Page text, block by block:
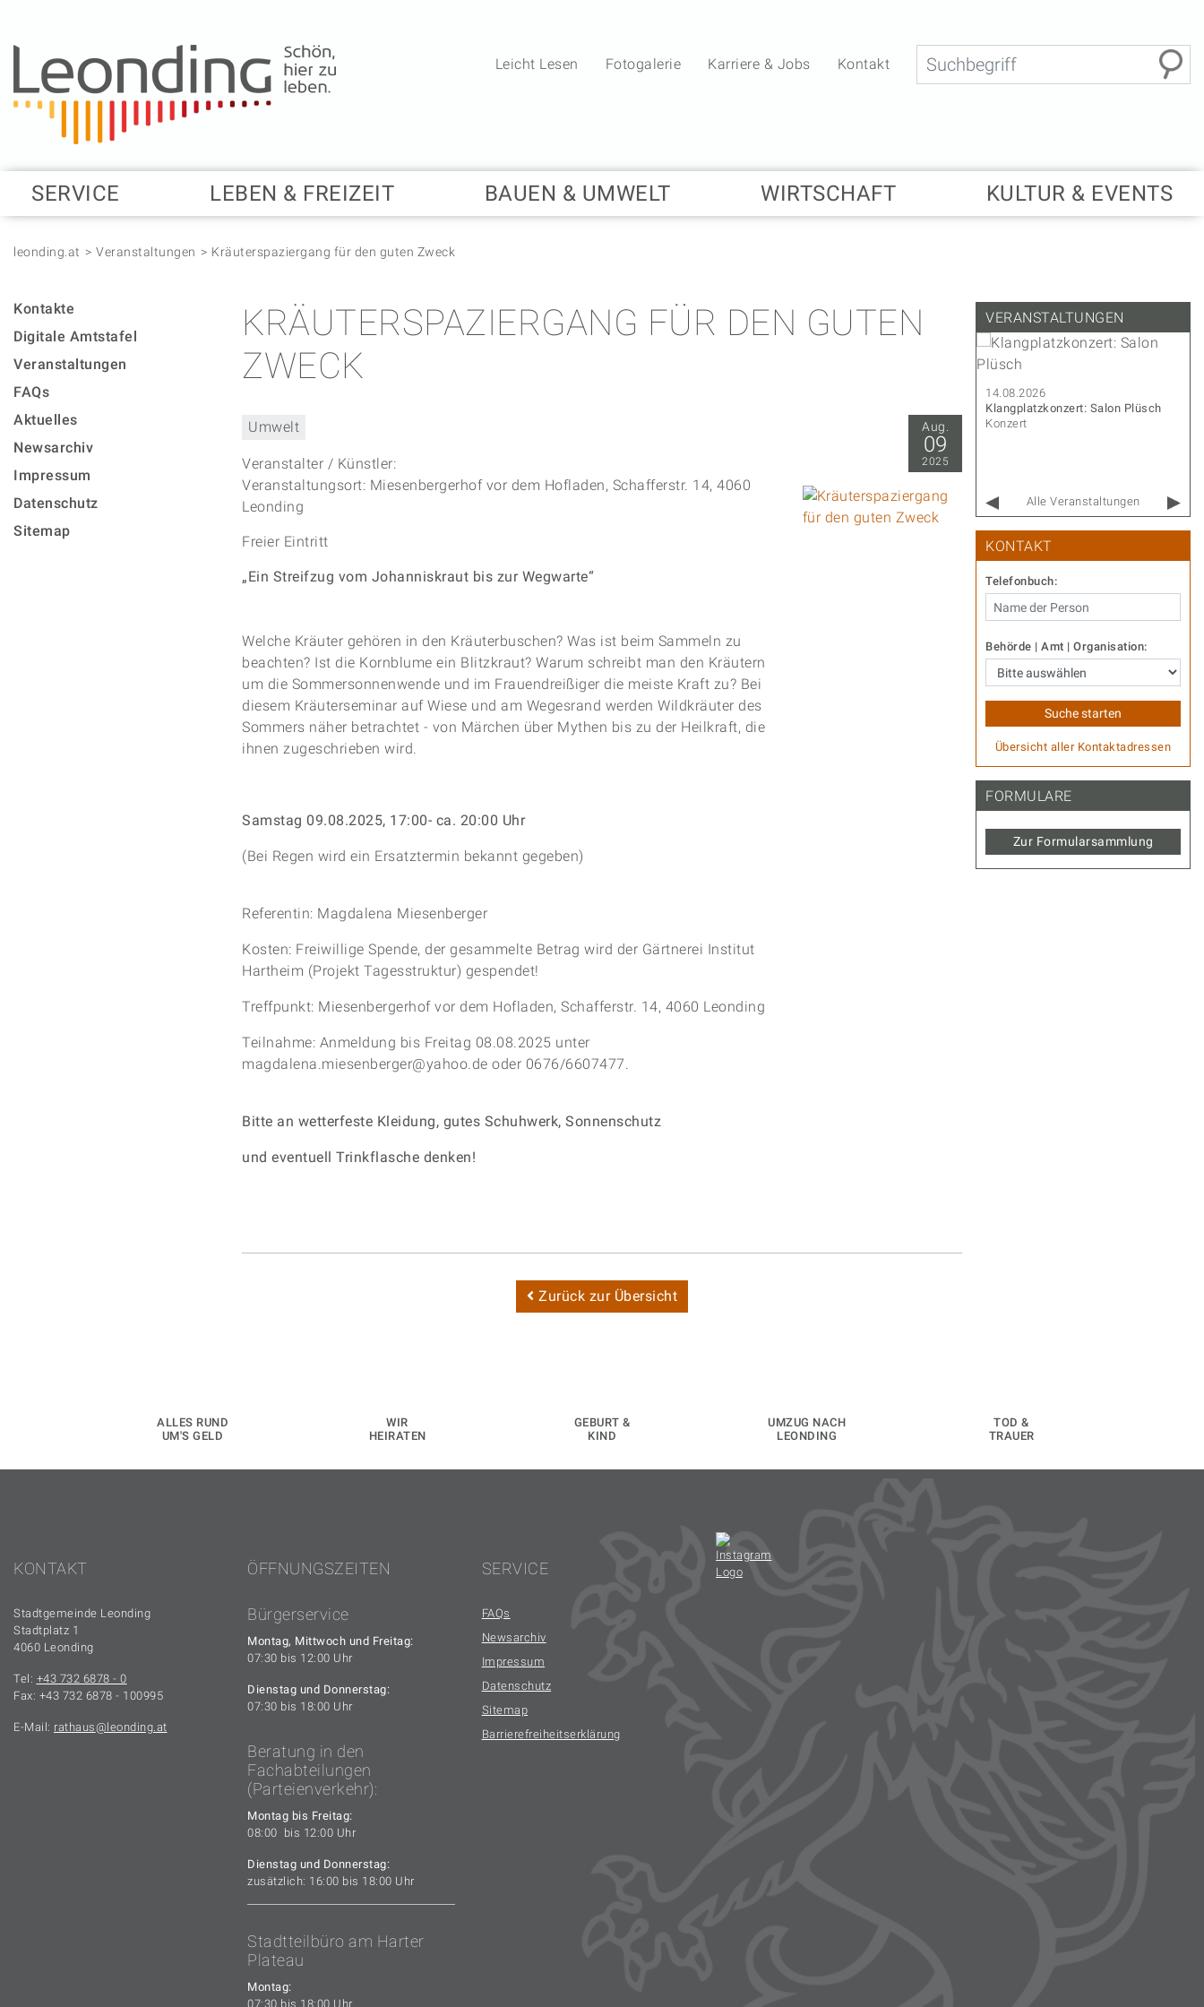
Suche
Leicht Lesen Fotogalerie Karriere & Jobs Kontakt
SERVICE LEBEN & FREIZEIT BAUEN & UMWELT WIRTSCHAFT KULTUR & EVENTS
leonding.at Veranstaltungen Kräuterspaziergang für den guten Zweck
Kontakte
Digitale Amtstafel
Veranstaltungen
FAQs
Aktuelles
Newsarchiv
Impressum
Datenschutz
Sitemap
KRÄUTERSPAZIERGANG FÜR DEN GUTEN
ZWECK
Umwelt
Veranstalter / Künstler:
Veranstaltungsort: Miesenbergerhof vor dem Hofladen, Schafferstr. 14, 4060
Leonding
Freier Eintritt
„Ein Streifzug vom Johanniskraut bis zur Wegwarte“
Welche Kräuter gehören in den Kräuterbuschen? Was ist beim Sammeln zu
beachten? Ist die Kornblume ein Blitzkraut? Warum schreibt man den Kräutern
um die Sommersonnenwende und im Frauendreißiger die meiste Kraft zu? Bei
diesem Kräuterseminar auf Wiese und am Wegesrand werden Wildkräuter des
Sommers näher betrachtet - von Märchen über Mythen bis zu der Heilkraft, die
ihnen zugeschrieben wird.
Samstag 09.08.2025, 17:00- ca. 20:00 Uhr
(Bei Regen wird ein Ersatztermin bekannt gegeben)
Referentin: Magdalena Miesenberger
Kosten: Freiwillige Spende, der gesammelte Betrag wird der Gärtnerei Institut
Hartheim (Projekt Tagesstruktur) gespendet!
Treffpunkt: Miesenbergerhof vor dem Hofladen, Schafferstr. 14, 4060 Leonding
Teilnahme: Anmeldung bis Freitag 08.08.2025 unter
magdalena.miesenberger@yahoo.de oder 0676/6607477.
Bitte an wetterfeste Kleidung, gutes Schuhwerk, Sonnenschutz
und eventuell Trinkflasche denken!
Aug.
09
2025
Zurück zur Übersicht
VERANSTALTUNGEN
14.08.2026
Klangplatzkonzert: Salon Plüsch
Konzert
Alle Veranstaltungen
KONTAKT
Telefonbuch:
Behörde | Amt | Organisation:
Übersicht aller Kontaktadressen
FORMULARE
Zur Formularsammlung
ALLES RUND
UM'S GELD
WIR
HEIRATEN
GEBURT &
KIND
UMZUG NACH
LEONDING
TOD &
TRAUER
KONTAKT
Stadtgemeinde Leonding
Stadtplatz 1
4060 Leonding
Tel: +43 732 6878 - 0
Fax: +43 732 6878 - 100995
E-Mail: rathaus leonding.at
ÖFFNUNGSZEITEN
Bürgerservice
Montag, Mittwoch und Freitag:
07:30 bis 12:00 Uhr
Dienstag und Donnerstag:
07:30 bis 18:00 Uhr
Beratung in den
Fachabteilungen
(Parteienverkehr):
Montag bis Freitag:
08:00 bis 12:00 Uhr
Dienstag und Donnerstag:
zusätzlich: 16:00 bis 18:00 Uhr
Stadtteilbüro am Harter
Plateau
Montag:
07:30 bis 18:00 Uhr
SERVICE
FAQs
Newsarchiv
Impressum
Datenschutz
Sitemap
Barrierefreiheitserklärung